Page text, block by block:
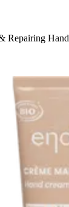
Repairing